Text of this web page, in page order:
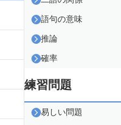
語句の意味
推論
確率
練習問題
易しい問題